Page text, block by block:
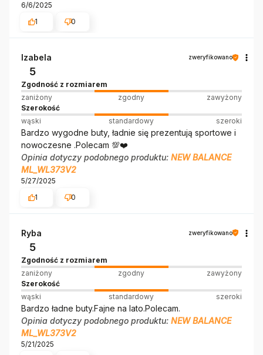
6/6/2025
1
0
Izabela zweryfikowano
5
Zgodność z rozmiarem
zaniżony
zgodny
zawyżony
Szerokość
wąski
standardowy szeroki
Bardzo wygodne buty, ładnie się prezentują sportowe i
nowoczesne .Polecam 💯❤️
Opinia dotyczy podobnego produktu: NEW BALANCE
ML_WL373V2
5/27/2025
1
0
Ryba zweryfikowano
5
Zgodność z rozmiarem
zaniżony
zgodny
zawyżony
Szerokość
wąski
standardowy szeroki
Bardzo ładne buty.Fajne na lato.Polecam.
Opinia dotyczy podobnego produktu: NEW BALANCE
ML_WL373V2
5/21/2025